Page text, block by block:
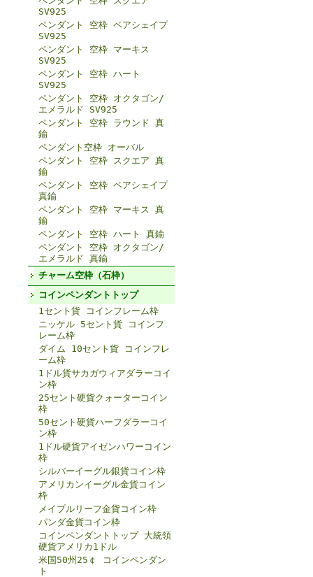
SV925
ペンダント 空枠 ペアシェイプ
SV925
ペンダント 空枠 マーキス
SV925
ペンダント 空枠 ハート
SV925
ペンダント 空枠 オクタゴン/
エメラルド SV925
ペンダント 空枠 ラウンド 真
鍮
ペンダント空枠 オーバル
ペンダント 空枠 スクエア 真
鍮
ペンダント 空枠 ペアシェイプ
真鍮
ペンダント 空枠 マーキス 真
鍮
ペンダント 空枠 ハート 真鍮
ペンダント 空枠 オクタゴン/
エメラルド 真鍮
チャーム空枠（石枠）
コインペンダントトップ
1セント貨 コインフレーム枠
ニッケル 5セント貨 コインフ
レーム枠
ダイム 10セント貨 コインフレ
ーム枠
1ドル貨サカガウィアダラーコイ
ン枠
25セント硬貨クォーターコイン
枠
50セント硬貨ハーフダラーコイ
ン枠
1ドル硬貨アイゼンハワーコイン
枠
シルバーイーグル銀貨コイン枠
アメリカンイーグル金貨コイン
枠
メイプルリーフ金貨コイン枠
パンダ金貨コイン枠
コインペンダントトップ 大統領
硬貨アメリカ1ドル
米国50州25￠ コインペンダン
ト